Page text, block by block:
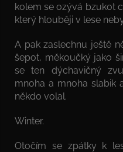
kolem se ozývá bzukot
který hlouběji v lese
A pak zaslechnu ještě
šepot, měkoučký jako
se ten dýchavičný
mnoha a mnoha slabik
někdo volal.
Winter.
Otočím se zpátky k